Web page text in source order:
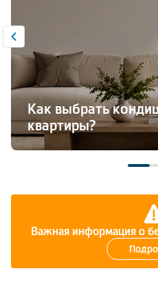
Как выбрать
квартиры?
Важная информация о